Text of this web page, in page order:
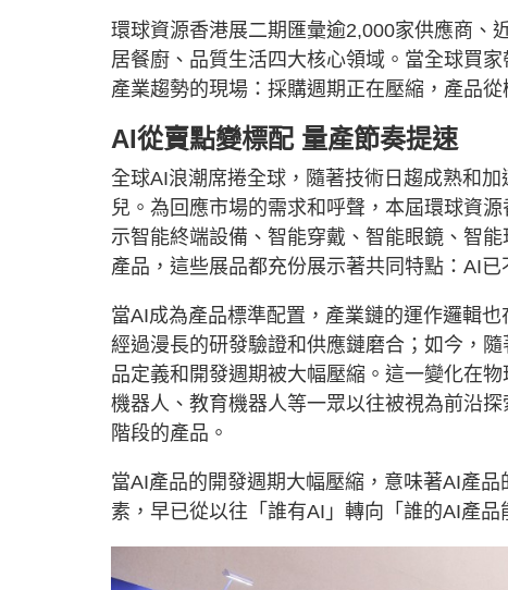
環球資源香港展二期匯彙逾2,000家供應商、
居餐廚、品質生活四大核心領域。當全球買
產業趨勢的現場：採購週期正在壓縮，產品
AI從賣點變標配 量產節奏提速
全球AI浪潮席捲全球，隨著技術日趨成熟和
兒。為回應市場的需求和呼聲，本屆環球資
示智能終端設備、智能穿戴、智能眼鏡、智
產品，這些展品都充份展示著共同特點：AI
當AI成為產品標準配置，產業鏈的運作邏輯
經過漫長的研發驗證和供應鏈磨合；如今，
品定義和開發週期被大幅壓縮。這一變化在
機器人、教育機器人等一眾以往被視為前沿
階段的產品。
當AI產品的開發週期大幅壓縮，意味著AI產
素，早已從以往「誰有AI」轉向「誰的AI產品